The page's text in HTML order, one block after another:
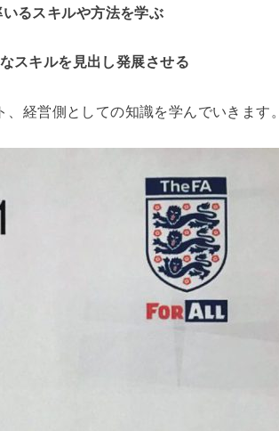
るスキルや方法を学ぶ
スキルを見出し発展させる
経営側としての知識を学んでいきます。